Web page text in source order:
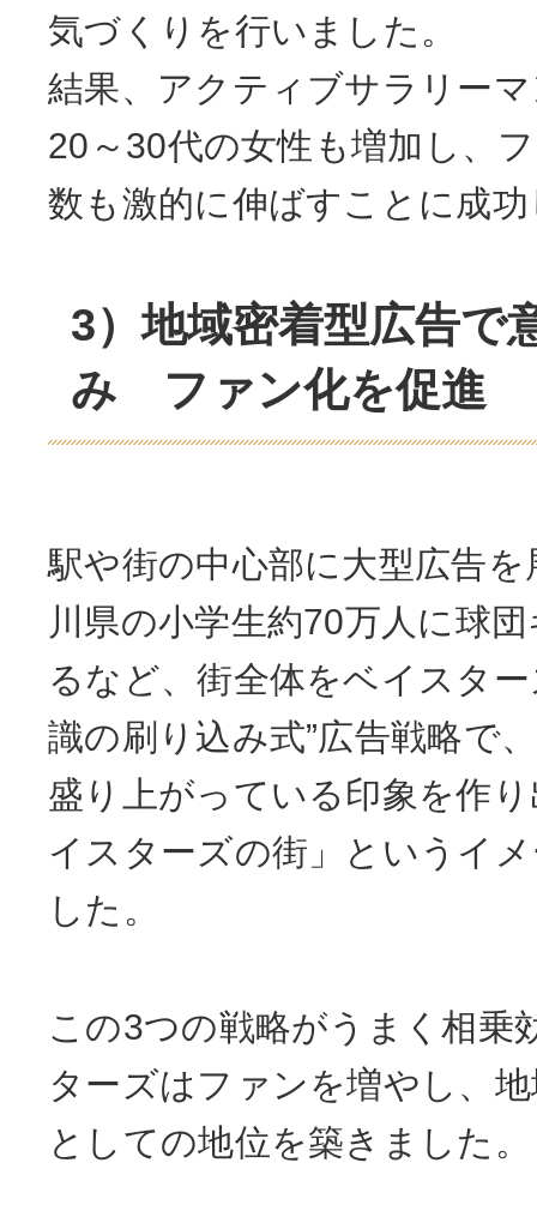
気づくりを行いました。
結果、アクティブサラリー
20～30代の女性も増加し、
数も激的に伸ばすことに成
3）地域密着型広告で
み ファン化を促進
駅や街の中心部に大型広告
川県の小学生約70万人に球
るなど、街全体をベイスタ
識の刷り込み式”広告戦略で
盛り上がっている印象を作
イスターズの街」というイ
した。
この3つの戦略がうまく相乗
ターズはファンを増やし、
としての地位を築きました。